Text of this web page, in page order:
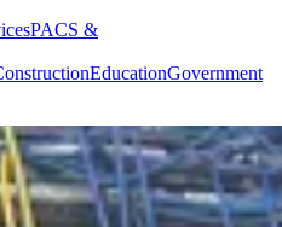
PACS &
EducationGovernment